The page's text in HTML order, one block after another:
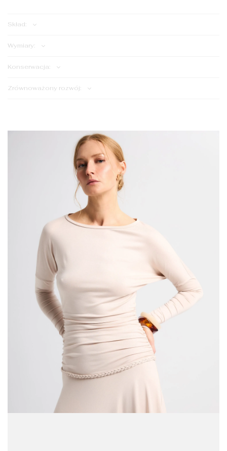
Skład:
Wymiary:
Konserwacja:
Zrównoważony rozwój: